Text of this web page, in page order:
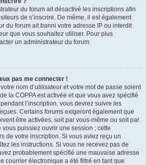
du forum ait désactivé les inscriptions afin
de s’inscrire. De même, il est également
du forum ait banni votre adresse IP ou interdit
que vous souhaitez utiliser. Pour plus
un administrateur du forum.
pas me connecter !
nom d’utilisateur et votre mot de passe soient
la COPPA est activée et que vous avez spécifié
l’inscription, vous devrez suivre les
Certains forums exigeront également que
être activées, soit par vous-même ou soit par
puissiez ouvrir une session ; cette
de votre inscription. Si vous aviez reçu un
les instructions. Si vous ne recevez pas de
probablement spécifié une mauvaise adresse
courrier électronique a été filtré en tant que